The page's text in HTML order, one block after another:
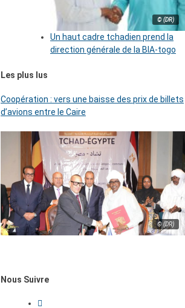
© (DR)
Un haut cadre tchadien prend la
direction générale de la BIA-togo
Les plus lus
Coopération : vers une baisse des prix de billets
d’avions entre le Caire
© (DR)
Nous Suivre